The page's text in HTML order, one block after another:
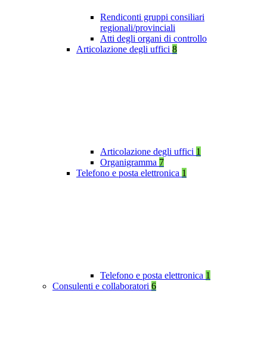
Rendiconti gruppi consiliari
regionali/provinciali
Atti degli organi di controllo
Articolazione degli uffici 8
Articolazione degli uffici 1
Organigramma 7
Telefono e posta elettronica 1
Telefono e posta elettronica 1
Consulenti e collaboratori 6